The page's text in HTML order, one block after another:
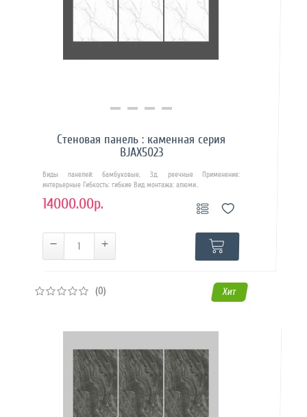
Купить в 1 клик
Стеновая панель : каменная серия
BJAX5023
Виды панелей: бамбуковые, 3д, реечные Применение:
интерьерные Гибкость: гибкие Вид монтажа: алюми..
14000.00р.
(0) Хит